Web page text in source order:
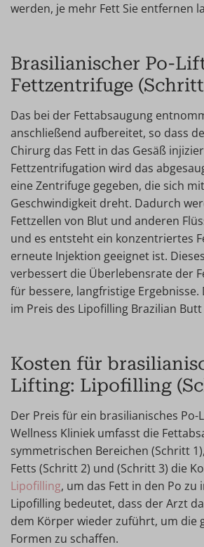
werden, je mehr Fett Sie entfernen
Brasilianischer Po-
Fettzentrifuge
Das bei der Fettabsaugung
anschließend aufbereitet, so dass
Chirurg das Fett in das Gesäß
Fettzentrifugation wird das
eine Zentrifuge gegeben, die sich
Geschwindigkeit dreht. Dadurch
Fettzellen von Blut und anderen
und es entsteht ein konzentriertes
erneute Injektion geeignet ist.
verbessert die Überlebensrate der
für bessere, langfristige Ergebnisse.
im Preis des Lipofilling Brazilian
Kosten für
Lifting: Lipofilling
Der Preis für ein brasilianisches Po-
Wellness Kliniek umfasst die
symmetrischen Bereichen (Schritt
Fetts (Schritt 2) und (Schritt 3) die
Lipofilling, um das Fett in den Po zu
Lipofilling bedeutet, dass der Arzt
dem Körper wieder zuführt, um die
Formen zu schaffen.